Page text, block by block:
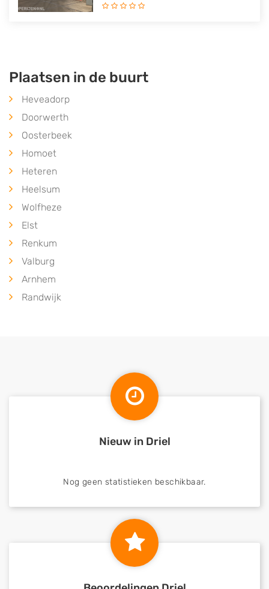
Plaatsen in de buurt
Heveadorp
Doorwerth
Oosterbeek
Homoet
Heteren
Heelsum
Wolfheze
Elst
Renkum
Valburg
Arnhem
Randwijk
Nieuw in Driel
Nog geen statistieken beschikbaar.